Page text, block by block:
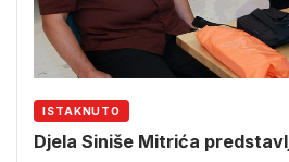
ISTAKNUTO
Djela Siniše Mitrića